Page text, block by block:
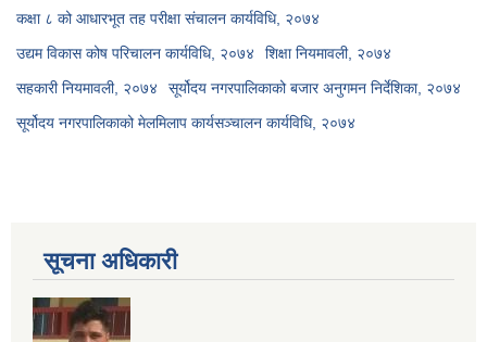
कक्षा ८ को आधारभूत तह परीक्षा संचालन कार्यविधि, २०७४
उद्यम विकास कोष परिचालन कार्यविधि, २०७४
शिक्षा नियमावली, २०७४
सहकारी नियमावली, २०७४
सूर्योदय नगरपालिकाको बजार अनुगमन निर्देशिका, २०७४
सूर्योदय नगरपालिकाको मेलमिलाप कार्यसञ्चालन कार्यविधि, २०७४
सूचना अधिकारी